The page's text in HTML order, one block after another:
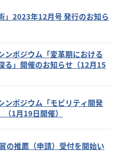
」2023年12月号 発行のお知ら
ンポジウム「変革期における
る」開催のお知らせ（12月15
ンポジウム「モビリティ開発
1月19日開催）
の推薦（申請）受付を開始い